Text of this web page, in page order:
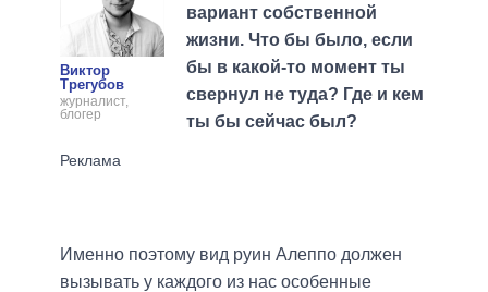
Виктор
Трегубов
журналист,
блогер
вариант собственной
жизни. Что бы было, если
бы в какой-то момент ты
свернул не туда? Где и кем
ты бы сейчас был?
Именно поэтому вид руин Алеппо должен
вызывать у каждого из нас особенные